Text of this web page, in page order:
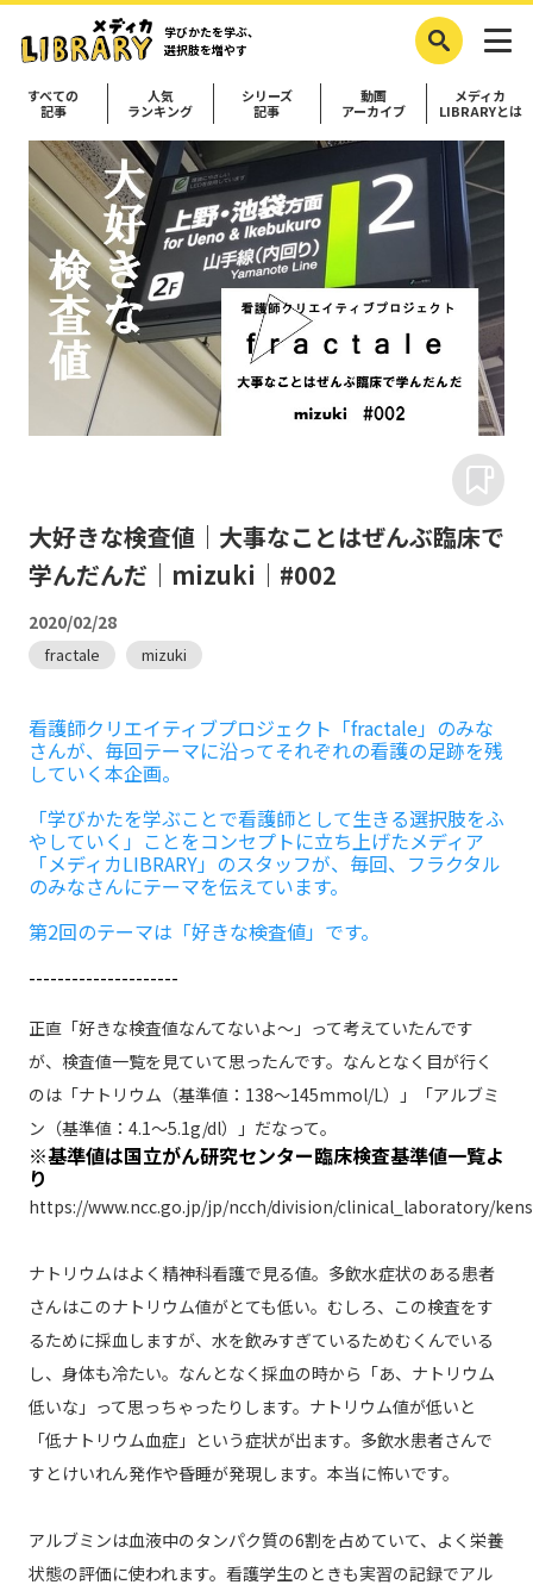
学びかたを学ぶ、
選択肢を増やす
すべての
記事
人気
ランキング
シリーズ
記事
動画
アーカイブ
メディカ
LIBRARYとは
大好きな検査値｜大事なことはぜんぶ臨床で
学んだんだ｜mizuki｜#002
2020/02/28
fractale mizuki
看護師クリエイティブプロジェクト「fractale」のみな
さんが、毎回テーマに沿ってそれぞれの看護の足跡を残
していく本企画。
「学びかたを学ぶことで看護師として生きる選択肢をふ
やしていく」ことをコンセプトに立ち上げたメディア
「メディカLIBRARY」のスタッフが、毎回、フラクタル
のみなさんにテーマを伝えています。
第2回のテーマは「好きな検査値」です。
---------------------
正直「好きな検査値なんてないよ～」って考えていたんです
が、検査値一覧を見ていて思ったんです。なんとなく目が行く
のは「ナトリウム（基準値：138～145mmol/L）」「アルブミ
ン（基準値：4.1～5.1g/dl）」だなって。
※基準値は国立がん研究センター臨床検査基準値一覧よ
り
https://www.ncc.go.jp/jp/ncch/division/clinical_laboratory/
ナトリウムはよく精神科看護で見る値。多飲水症状のある患者
さんはこのナトリウム値がとても低い。むしろ、この検査をす
るために採血しますが、水を飲みすぎているためむくんでいる
し、身体も冷たい。なんとなく採血の時から「あ、ナトリウム
低いな」って思っちゃったりします。ナトリウム値が低いと
「低ナトリウム血症」という症状が出ます。多飲水患者さんで
すとけいれん発作や昏睡が発現します。本当に怖いです。
アルブミンは血液中のタンパク質の6割を占めていて、よく栄養
状態の評価に使われます。看護学生のときも実習の記録でアル